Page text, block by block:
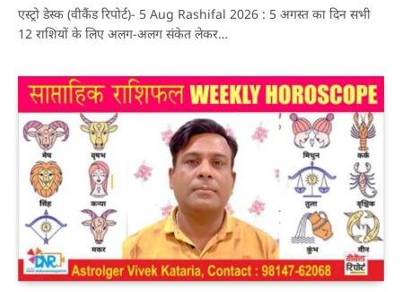
एस्ट्रो डेस्क (वीकैंड रिपोर्ट)- 5 Aug Rashifal 2026 : 5 अगस्त का दिन सभी
12 राशियों के लिए अलग-अलग संकेत लेकर…